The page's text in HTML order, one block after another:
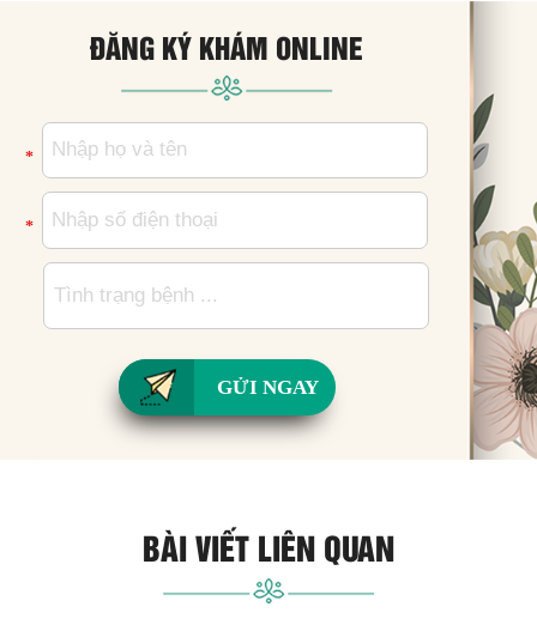
ĐĂNG KÝ KHÁM ONLINE
*
*
GỬI NGAY
BÀI VIẾT LIÊN QUAN